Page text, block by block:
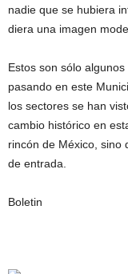
nadie que se hubiera
diera una imagen
Estos son sólo
pasando en este
los sectores se han
cambio histórico en
rincón de México, sino
de entrada.
Boletin